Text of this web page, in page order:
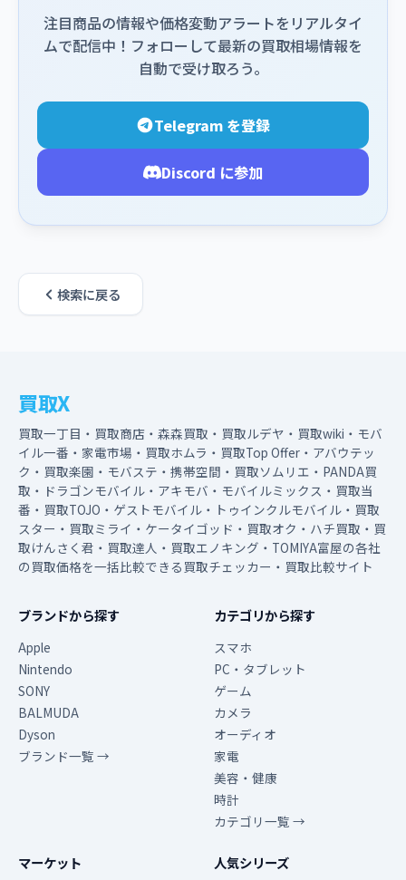
注目商品の情報や価格変動アラートをリアルタイ
ムで配信中！フォローして最新の買取相場情報を
自動で受け取ろう。
Telegram を登録
Discord に参加
検索に戻る
買取X
買取一丁目・買取商店・森森買取・買取ルデヤ・買取wiki・モバ
イル一番・家電市場・買取ホムラ・買取Top Offer・アバウテッ
ク・買取楽園・モバステ・携帯空間・買取ソムリエ・PANDA買
取・ドラゴンモバイル・アキモバ・モバイルミックス・買取当
番・買取TOJO・ゲストモバイル・トゥインクルモバイル・買取
スター・買取ミライ・ケータイゴッド・買取オク・ハチ買取・買
取けんさく君・買取達人・買取エノキング・TOMIYA富屋の各社
の買取価格を一括比較できる買取チェッカー・買取比較サイト
ブランドから探す
Apple
Nintendo
SONY
BALMUDA
Dyson
ブランド一覧 →
カテゴリから探す
スマホ
PC・タブレット
ゲーム
カメラ
オーディオ
家電
美容・健康
時計
カテゴリ一覧 →
マーケット 人気シリーズ